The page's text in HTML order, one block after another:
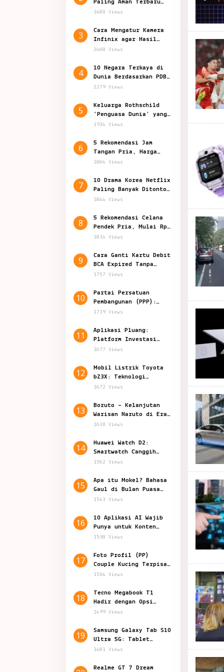
Paling Aman Terbaru
2024, Indonesia Nomor?
3480 Views
3
Cara Mengatur Kamera
Infinix agar Hasil
Foto Jernih dan Bagus
2468 Views
4
10 Negara Terkaya di
Dunia Berdasarkan PDB
Per Kapita
2279 Views
5
Keluarga Rothschild
‘Penguasa Dunia’ yang
Penuh Teori Konspirasi
1934 Views
6
5 Rekomendasi Jam
Tangan Pria, Harga
Mulai Rp 129.000
1864 Views
7
10 Drama Korea Netflix
Paling Banyak Ditonton
Sepanjang 2024
1844 Views
8
5 Rekomendasi Celana
Pendek Pria, Mulai Rp
50.000-an
1814 Views
9
Cara Ganti Kartu Debit
BCA Expired Tanpa
Harus Datang ke Bank
1757 Views
10
Partai Persatuan
Pembangunan (PPP):
Politik Indonesia
1719 Views
11
Aplikasi Pluang:
Platform Investasi
Inovatif di Indonesia
1677 Views
12
Mobil Listrik Toyota
bZ3X: Teknologi
Canggih Harga 200
1672 Views
13
Boruto – Kelanjutan
Warisan Naruto di Era
Shinobi Modern
1630 Views
14
Huawei Watch D2:
Smartwatch Canggih
Teknologi Kesehatan
1562 Views
15
Apa itu Mokel? Bahasa
Gaul di Bulan Puasa
yang Viral
1543 Views
16
10 Aplikasi AI Wajib
Punya untuk Konten
Marketing
1538 Views
17
Foto Profil (PP)
Couple Kucing Terpisah
Lucu Aesthetic
1504 Views
18
Tecno Megabook T1
Hadir dengan Opsi
Prosesor Baru
1499 Views
19
Samsung Galaxy Tab S10
Ultra 5G: Tablet
Canggih Fitur Terbaru
1481 Views
Realme GT 7 Dream